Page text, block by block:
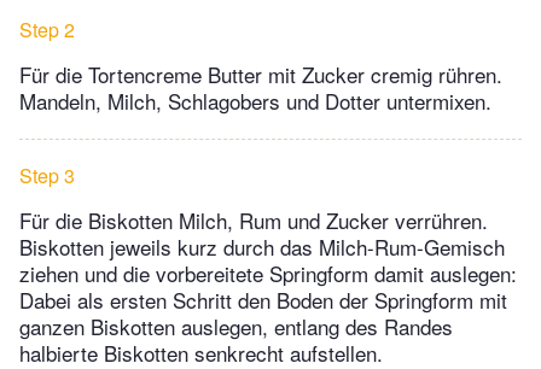
Step 2
Für die Tortencreme Butter mit Zucker cremig rühren.
Mandeln, Milch, Schlagobers und Dotter untermixen.
Step 3
Für die Biskotten Milch, Rum und Zucker verrühren.
Biskotten jeweils kurz durch das Milch-Rum-Gemisch
ziehen und die vorbereitete Springform damit auslegen:
Dabei als ersten Schritt den Boden der Springform mit
ganzen Biskotten auslegen, entlang des Randes
halbierte Biskotten senkrecht aufstellen.